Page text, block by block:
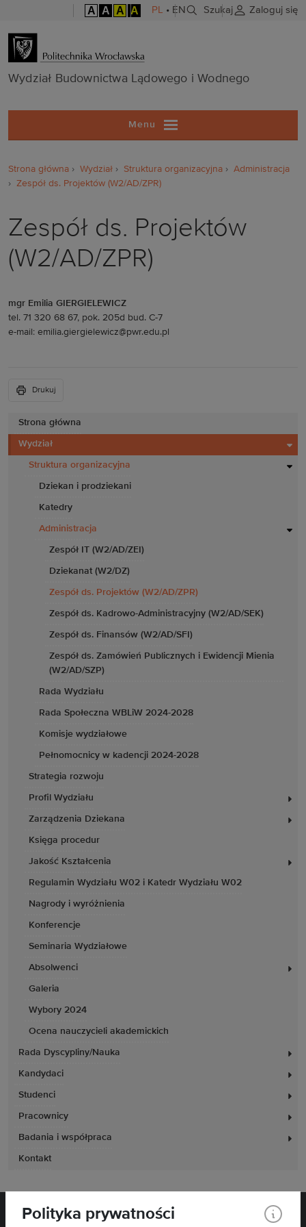
A A A A PL • EN Szukaj Zaloguj się
Wydział
Wydział Budownictwa Lądowego i Wodnego
Menu
Strona główna
Wydział
Struktura organizacyjna
Dziekan i prodziekani
Katedry
Administracja
Zespół IT (W2/AD/ZEI)
Dziekanat (W2/DZ)
Zespół ds. Projektów (W2/AD/ZPR)
Zespół ds. Kadrowo-Administracyjny (W2/AD/SEK)
Zespół ds. Finansów (W2/AD/SFI)
Zespół ds. Zamówień Publicznych i Ewidencji Mienia
(W2/AD/SZP)
Rada Wydziału
Rada Społeczna WBLiW 2024-2028
Komisje wydziałowe
Pełnomocnicy w kadencji 2024-2028
Strategia rozwoju
Profil Wydziału
Zarządzenia Dziekana
Księga procedur
Jakość Kształcenia
Regulamin Wydziału W02 i Katedr Wydziału W02
Nagrody i wyróżnienia
Konferencje
Seminaria Wydziałowe
Absolwenci
Galeria
Wybory 2024
Ocena nauczycieli akademickich
Rada Dyscypliny/Nauka
Kandydaci
Studenci
Pracownicy
Badania i współpraca
Kontakt
Strona główna Wydział Struktura organizacyjna
Administracja
Zespół ds. Projektów (W2/AD/ZPR)
Zespół ds. Projektów
(W2/AD/ZPR)
mgr Emilia GIERGIELEWICZ
tel. 71 320 68 67, pok. 205d bud. C-7
e-mail: emilia.giergielewicz@pwr.edu.pl
Drukuj
Polityka prywatności